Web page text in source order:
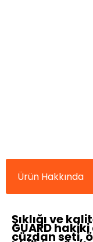
Ürün Hakkında
Şıklığı ve
GUARD
cüzdan seti,